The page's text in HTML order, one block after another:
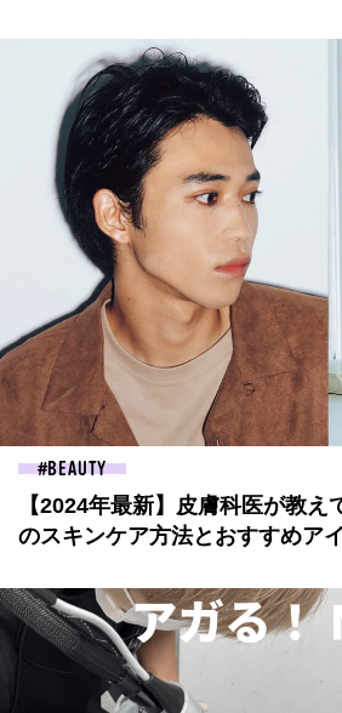
BEAUTY
【2024年最新】皮膚科医が教え
のスキンケア方法とおすすめア